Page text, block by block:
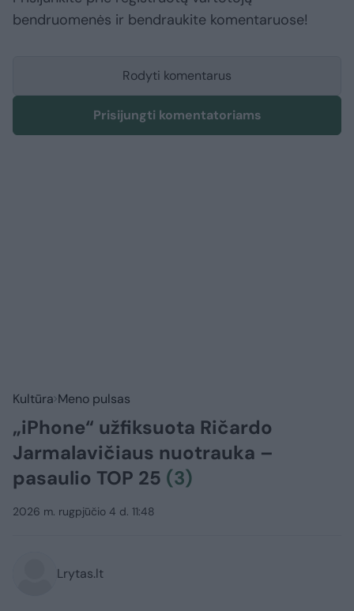
bendruomenės ir bendraukite komentaruose!
Rodyti komentarus
Prisijungti komentatoriams
Kultūra Meno pulsas
„iPhone“ užfiksuota Ričardo
Jarmalavičiaus nuotrauka –
pasaulio TOP 25 (3)
2026 m. rugpjūčio 4 d. 11:48
Lrytas.lt